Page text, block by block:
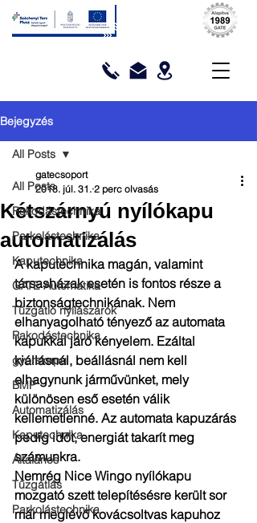
Bejegyzés
All Posts
Rakodástechnika
Parkolástechnika
Kaputechnika
GATE Automatika
Tűzgátló nyílászárók
Rakodástechnika
gyorskapu
BMP
Automatizálás
Kaputechnika
Általános
Tűzgátlás
Parkolástechnika
All Posts
Kétszárnyú nyílókapu
automatizálás
gatecsoport
2018. júl. 31. 2 perc olvasás
A kaputechnika magán, valamint
társasházak esetén is fontos része a
biztonságtechnikának. Nem
elhanyagolható tényező az automata
kapukkal járó kényelem. Ezáltal
kiállásnál, beállásnál nem kell
elhagynunk járművünket, mely
különösen eső esetén válik
kellemetlenné. Az automata kapuzárás
pedig időt, energiát takarít meg
számunkra.
Nemrég Nice Wingo nyílókapu
mozgató szett telepítésésre került sor
már meglévő kovácsoltvas kapuhoz